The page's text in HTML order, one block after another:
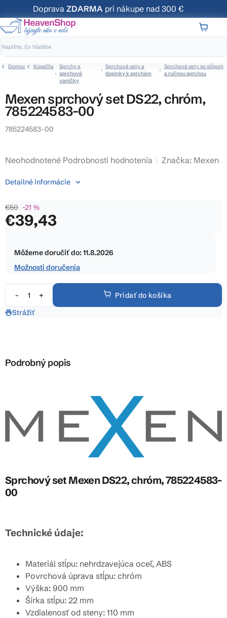
na
obsah
Doprava ZDARMA pri nákupe nad 300 €
Domov Kúpeľňa
Sprchy a
sprchové
vaničky
Sprchové sety a
doplnky k sprchám
Sprchové sety so stĺpom
a ručnou sprchou
Mexen sprchový set DS22, chróm,
785224583-00
785224583-00
Priemerné
produktu
0,0
z
Neohodnotené Podrobnosti hodnotenia Značka: Mexen
€50 –21 %
€39,43
cena:
Môžeme doručiť do:11.8.2026
Možnosti doručenia
Pridať do košíka
Detailné informácie
Strážiť
Podrobný popis
Sprchový set Mexen DS22, chróm, 785224583-
00
Technické údaje:
Materiál stĺpu: nehrdzavejúca oceľ, ABS
Povrchová úprava stĺpu: chróm
Výška: 900 mm
Šírka stĺpu: 22 mm
Vzdialenosť od steny: 110 mm